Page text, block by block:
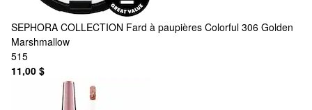
SEPHORA COLLECTION Fard à paupières Colorful 306 Golden
Marshmallow
515
11,00 $